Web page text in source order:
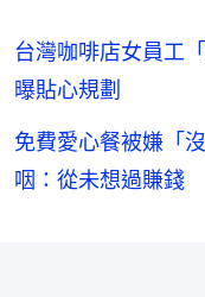
台灣咖啡店女員工
曝貼心規劃
免費愛心餐被嫌「
咽：從未想過賺錢